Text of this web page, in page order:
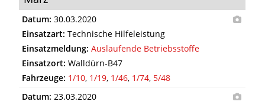
Datum: 30.03.2020
Einsatzart: Technische Hilfeleistung
Einsatzmeldung: Auslaufende Betriebsstoffe
Einsatzort: Walldürn-B47
Fahrzeuge: 1/10, 1/19, 1/46, 1/74, 5/48
Datum: 23.03.2020